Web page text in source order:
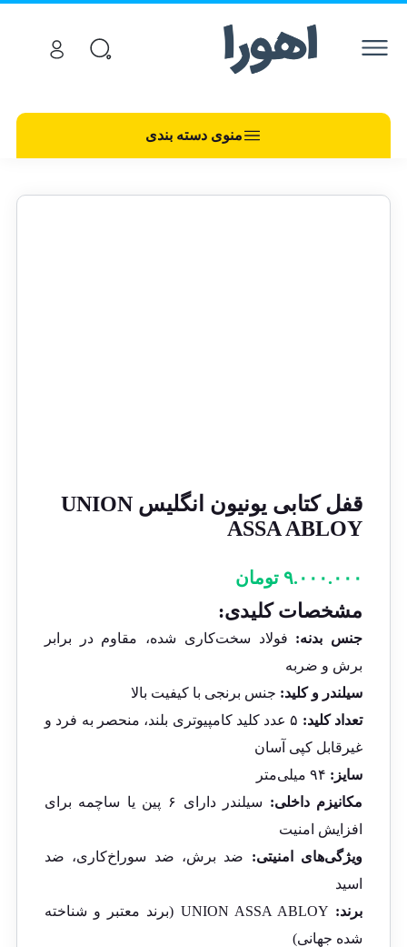
منوی دسته بندی
قفل کتابی یونیون انگلیس UNION
ASSA ABLOY
۹.۰۰۰.۰۰۰ تومان
مشخصات کلیدی:
جنس بدنه: فولاد سخت‌کاری شده، مقاوم در برابر
برش و ضربه
سیلندر و کلید: جنس برنجی با کیفیت بالا
تعداد کلید:
۵ عدد کلید کامپیوتری بلند، منحصر به فرد و
غیرقابل کپی آسان
سایز:
مکانیزم داخلی:
سیلندر دارای ۶ پین یا ساچمه برای
افزایش امنیت
ویژگی‌های امنیتی: ضد برش، ضد سوراخ‌کاری، ضد
اسید
برند:
UNION ASSA ABLOY (برند معتبر و شناخته
شده جهانی)